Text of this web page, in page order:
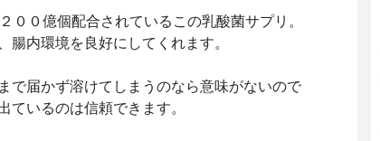
０億個配合されているこの乳酸菌サプリ。
内環境を良好にしてくれます。
で届かず溶けてしまうのなら意味がないので
ているのは信頼できます。